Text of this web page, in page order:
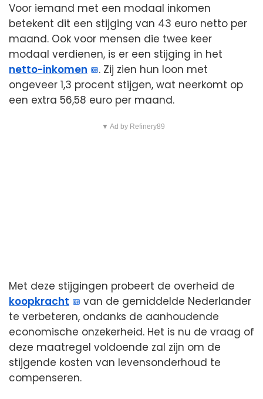
Voor iemand met een modaal inkomen
betekent dit een stijging van 43 euro netto per
maand. Ook voor mensen die twee keer
modaal verdienen, is er een stijging in het
netto-inkomen
. Zij zien hun loon met
ongeveer 1,3 procent stijgen, wat neerkomt op
een extra 56,58 euro per maand.
▼ Ad by Refinery89
Met deze stijgingen probeert de overheid de
koopkracht
van de gemiddelde Nederlander
te verbeteren, ondanks de aanhoudende
economische onzekerheid. Het is nu de vraag of
deze maatregel voldoende zal zijn om de
stijgende kosten van levensonderhoud te
compenseren.